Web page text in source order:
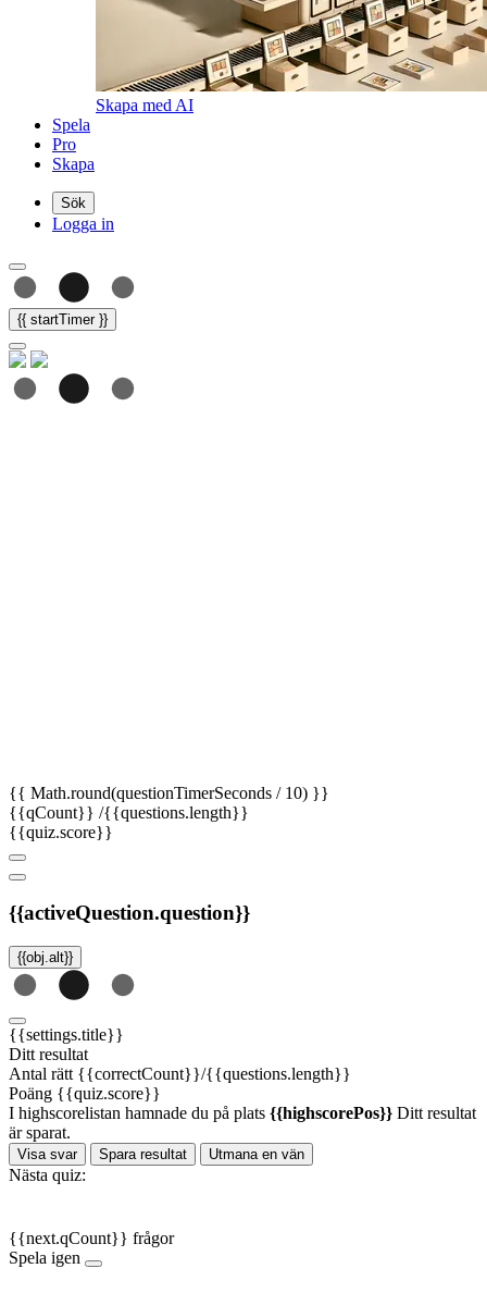
Skapa med AI
Spela
Pro
Skapa
Sök
Logga in
{{ startTimer }}
{{ Math.round(questionTimerSeconds / 10) }}
{{qCount}} /{{questions.length}}
{{quiz.score}}
{{activeQuestion.question}}
{{obj.alt}}
{{settings.title}}
Ditt resultat
Antal rätt {{correctCount}}/{{questions.length}}
Poäng {{quiz.score}}
I highscorelistan hamnade du på plats {{highscorePos}} Ditt resultat
är sparat.
Visa svar Spara resultat Utmana en vän
Nästa quiz:
{{next.qCount}} frågor
Spela igen